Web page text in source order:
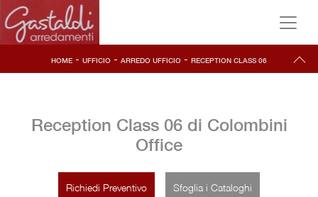
HOME - UFFICIO - ARREDO UFFICIO - RECEPTION CLASS 06
Reception Class 06 di Colombini
Office
Richiedi Preventivo Sfoglia i Cataloghi